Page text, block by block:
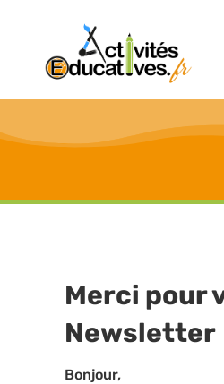
Merci pour
Newsletter
Bonjour,